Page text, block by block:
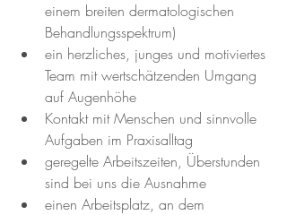
einem breiten dermatologischen
Behandlungsspektrum)
ein herzliches, junges und motiviertes
Team mit wertschätzenden Umgang
auf Augenhöhe
Kontakt mit Menschen und sinnvolle
Aufgaben im Praxisalltag
geregelte Arbeitszeiten, Überstunden
sind bei uns die Ausnahme
einen Arbeitsplatz, an dem